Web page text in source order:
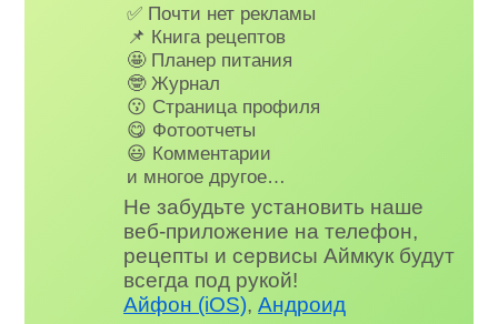
✅ Почти нет рекламы
📌 Книга рецептов
🤩 Планер питания
🤓 Журнал
😗 Страница профиля
😋 Фотоотчеты
😃 Комментарии
и многое другое…
Не забудьте установить наше
веб-приложение на телефон,
рецепты и сервисы Аймкук будут
всегда под рукой!
Айфон (iOS),Андроид